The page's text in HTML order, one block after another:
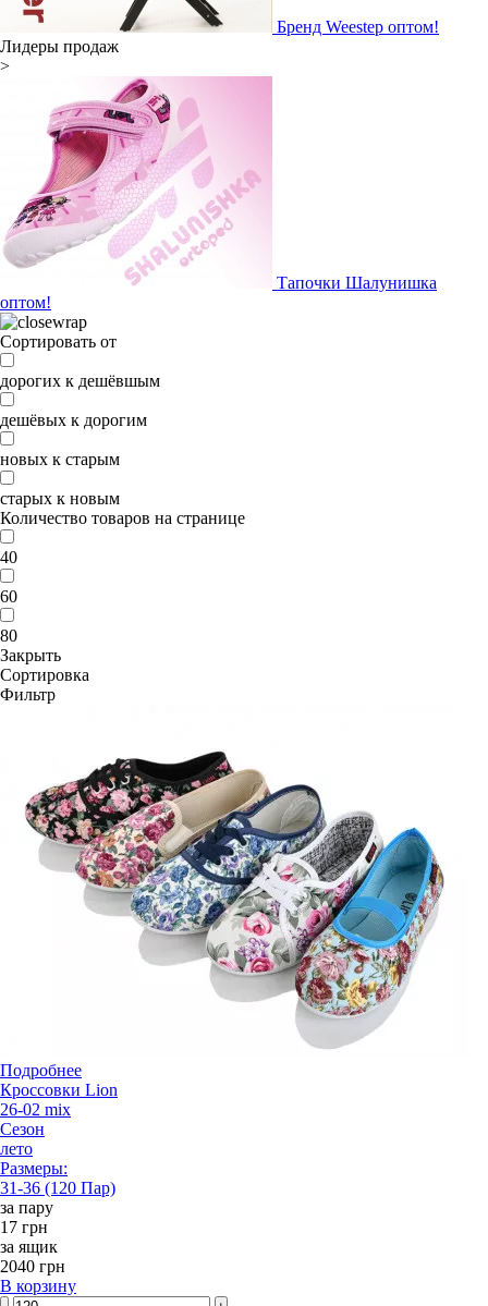
Бренд Weestep оптом!
Лидеры продаж
>
Тапочки Шалунишка
оптом!
Сортировать от
дорогих к дешёвшым
дешёвых к дорогим
новых к старым
старых к новым
Количество товаров на странице
40
60
80
Закрыть
Сортировка
Фильтр
Подробнее
Кроссовки Lion
26-02 mix
Сезон
лето
Размеры:
31-36 (120 Пар)
за пару
17 грн
за ящик
2040 грн
В корзину